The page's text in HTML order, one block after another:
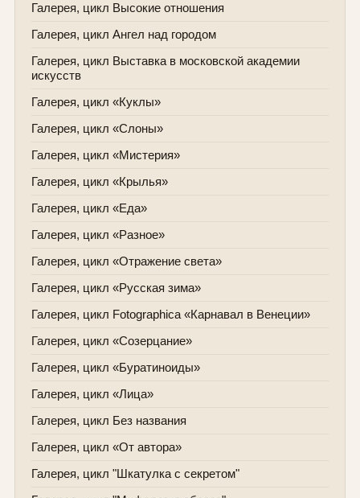
Галерея, цикл Высокие отношения
Галерея, цикл Ангел над городом
Галерея, цикл Выставка в московской академии
искусств
Галерея, цикл «Куклы»
Галерея, цикл «Слоны»
Галерея, цикл «Мистерия»
Галерея, цикл «Крылья»
Галерея, цикл «Еда»
Галерея, цикл «Разное»
Галерея, цикл «Отражение света»
Галерея, цикл «Русская зима»
Галерея, цикл Fotographica «Карнавал в Венеции»
Галерея, цикл «Созерцание»
Галерея, цикл «Буратиноиды»
Галерея, цикл «Лица»
Галерея, цикл Без названия
Галерея, цикл «От автора»
Галерея, цикл "Шкатулка с секретом"